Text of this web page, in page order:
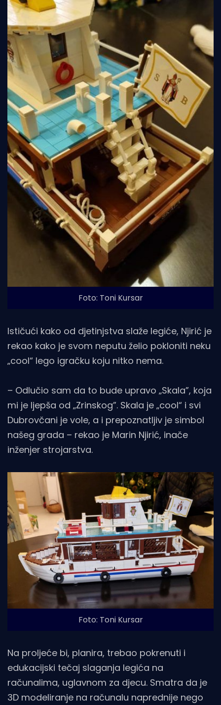
Foto: Toni Kursar
Ističući kako od djetinjstva slaže legiće, Njirić je
rekao kako je svom neputu želio pokloniti neku
„cool“ lego igračku koju nitko nema.
– Odlučio sam da to bude upravo „Skala”, koja
mi je ljepša od „Zrinskog”. Skala je „cool“ i svi
Dubrovčani je vole, a i prepoznatljiv je simbol
našeg grada – rekao je Marin Njirić, inače
inženjer strojarstva.
Foto: Toni Kursar
Na proljeće bi, planira, trebao pokrenuti i
edukacijski tečaj slaganja legića na
računalima, uglavnom za djecu. Smatra da je
3D modeliranje na računalu naprednije nego